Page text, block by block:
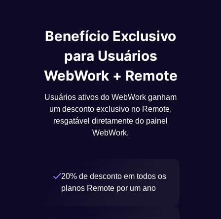
Benefício Exclusivo
para Usuários
WebWork + Remote
Usuários ativos do WebWork ganham
um desconto exclusivo no Remote,
resgatável diretamente do painel
WebWork.
20% de desconto em todos os
planos Remote por um ano